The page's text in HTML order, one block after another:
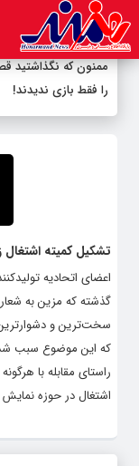
ممنون که نگذاشتید
را فقط بازی ندیدند!
تشکیل کمیته
اعضای اتحادیه
گذشته که مزین به شعار
سخت‌ترین و
که این موضوع سبب شد
راستای مقابله با
اشتغال در حوزه